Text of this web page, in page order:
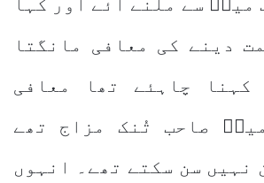
میرؔ سے ملنے آئے اور کہا
دینے کی معافی مانگتا
کہنا چاہئے تھا معافی
صاحب تُنک مزاج تھے
نہیں سن سکتے تھے۔ انہوں